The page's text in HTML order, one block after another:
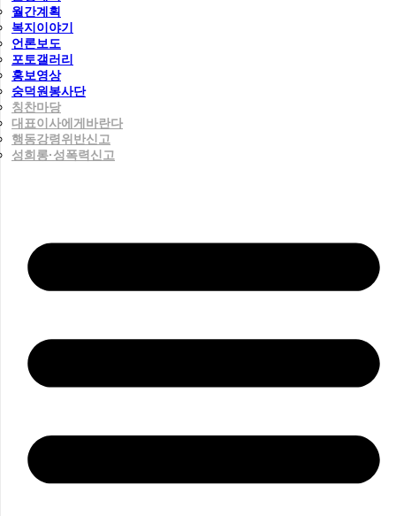
월간계획
복지이야기
언론보도
포토갤러리
홍보영상
숭덕원봉사단
칭찬마당
대표이사에게바란다
행동강령위반신고
성희롱·성폭력신고